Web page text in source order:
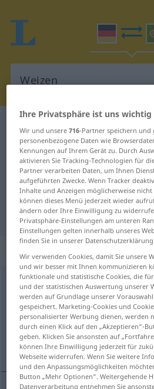
Deutsch-
Übersetzung für
"Weizen"
Übersetzung
„Weizen“ :
Weizen [ˈvaɪtsən]m <-s ;o. pl>
Übersicht aller
(Für mehr Details die Übersetzung
trigo
Ihre Privatsphäre ist uns wichtig
Wir und unsere716-Partner speichern und
personenbezogene Daten wie
Kennungen auf Ihrem Gerät zu. Durch
aktivieren Sie Tracking-Technologien für
Partner verarbeiten Daten, um Ihnen
aufgeführten Zwecke. Wenn Tracker
Inhalte und Anzeigen möglicherweise
können dieses Menü jederzeit wieder
ändern oder Ihre Einwilligung zu
Privatsphäre-Einstellungen am unteren
Einstellungen gelten innerhalb unseres
finden Sie in unserer Datenschutzerklärung.
Wir verwenden Cookies, damit Sie unsere
und wir besser mit Ihnen kommunizieren
funktionale und statistische Cookies, die
und der statistischen Auswertung unserer
werden auf Grundlage unserer
gespeichert. Marketing-Cookies und
personalisierter Werbung dienen, werden
durch einen Klick auf den „Akzeptieren“-
geben. Klicken Sie ansonsten auf
können Ihre Einwilligung jederzeit für
Webseite widerrufen. Wenn Sie weitere
und den Anpassungsmöglichkeiten
Button „Mehr Optionen“. Weitergehende
Datenverarbeitung entnehmen Sie